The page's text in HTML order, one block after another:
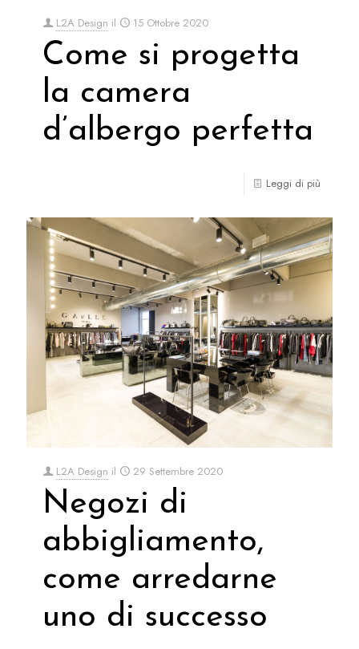
L2A Design il 15 Ottobre 2020
Come si progetta
la camera
d’albergo perfetta
Leggi di più
L2A Design il 29 Settembre 2020
Negozi di
abbigliamento,
come arredarne
uno di successo